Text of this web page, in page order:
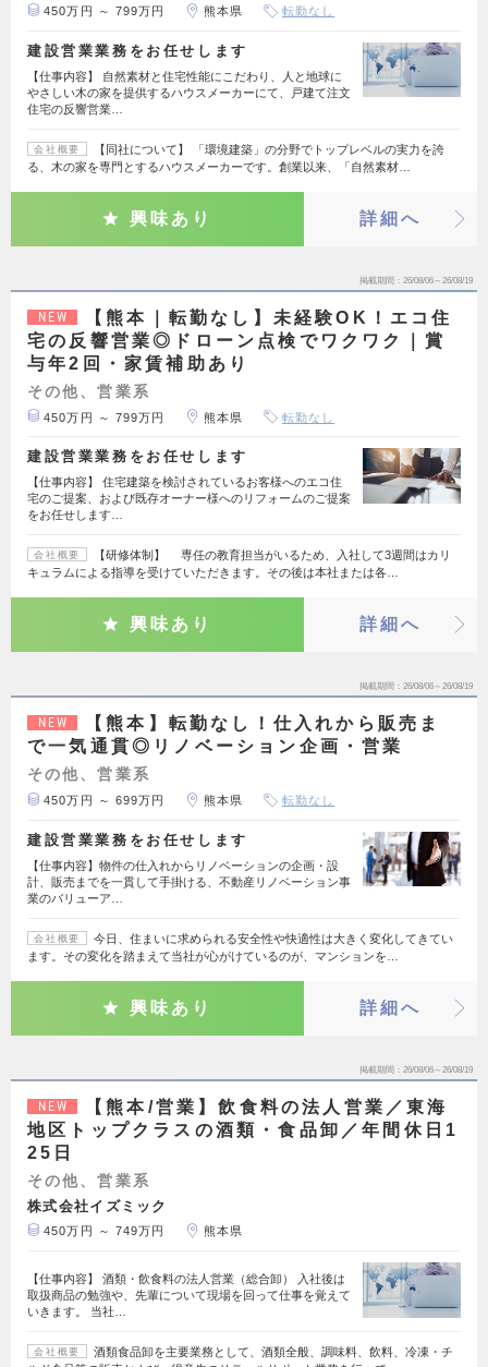
450万円 ～ 799万円 熊本県 転勤なし
建設営業業務をお任せします
【仕事内容】 自然素材と住宅性能にこだわり、人と地球に
やさしい木の家を提供するハウスメーカーにて、戸建て注文
住宅の反響営業…
会社概要
【同社について】 「環境建築」の分野でトップレベルの実力を誇
る、木の家を専門とするハウスメーカーです。創業以来、「自然素材…
興味あり 詳細へ
掲載期間 26/08/06～26/08/19
NEW
【熊本｜転勤なし】未経験OK！エコ住
宅の反響営業◎ドローン点検でワクワク｜賞
与年2回・家賃補助あり
その他、営業系
450万円 ～ 799万円 熊本県 転勤なし
建設営業業務をお任せします
【仕事内容】 住宅建築を検討されているお客様へのエコ住
宅のご提案、および既存オーナー様へのリフォームのご提案
をお任せします…
会社概要
【研修体制】 専任の教育担当がいるため、入社して3週間はカリ
キュラムによる指導を受けていただきます。その後は本社または各…
興味あり 詳細へ
掲載期間 26/08/06～26/08/19
NEW
【熊本】転勤なし！仕入れから販売ま
で一気通貫◎リノベーション企画・営業
その他、営業系
450万円 ～ 699万円 熊本県 転勤なし
建設営業業務をお任せします
【仕事内容】物件の仕入れからリノベーションの企画・設
計、販売までを一貫して手掛ける、不動産リノベーション事
業のバリューア…
会社概要
今日、住まいに求められる安全性や快適性は大きく変化してきてい
ます。その変化を踏まえて当社が心がけているのが、マンションを…
興味あり 詳細へ
掲載期間 26/08/06～26/08/19
NEW
【熊本/営業】飲食料の法人営業／東海
地区トップクラスの酒類・食品卸／年間休日1
25日
その他、営業系
株式会社イズミック
450万円 ～ 749万円 熊本県
【仕事内容】 酒類・飲食料の法人営業（総合卸） 入社後は
取扱商品の勉強や、先輩について現場を回って仕事を覚えて
いきます。 当社…
会社概要
酒類食品卸を主要業務として、酒類全般、調味料、飲料、冷凍・チ